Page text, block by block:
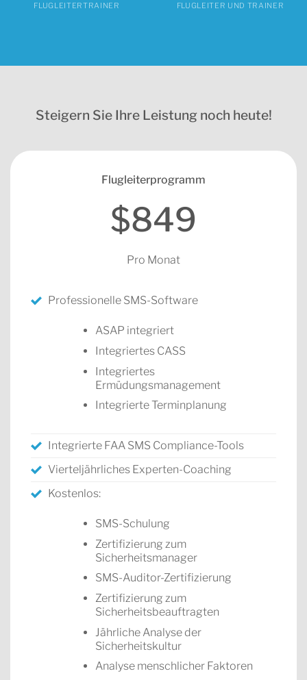
FLUGLEITERTRAINER FLUGLEITER UND TRAINER
Steigern Sie Ihre Leistung noch heute!
Flugleiterprogramm
$849
Pro Monat
Professionelle SMS-Software
ASAP integriert
Integriertes CASS
Integriertes
Ermüdungsmanagement
Integrierte Terminplanung
Integrierte FAA SMS Compliance-Tools
Vierteljährliches Experten-Coaching
Kostenlos:
SMS-Schulung
Zertifizierung zum
Sicherheitsmanager
SMS-Auditor-Zertifizierung
Zertifizierung zum
Sicherheitsbeauftragten
Jährliche Analyse der
Sicherheitskultur
Analyse menschlicher Faktoren